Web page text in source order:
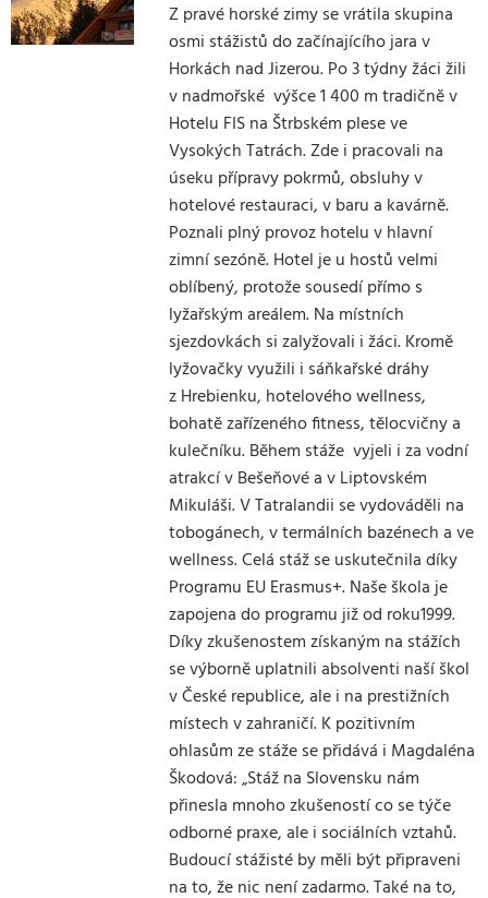
Z pravé horské zimy se vrátila skupina
osmi stážistů do začínajícího jara v
Horkách nad Jizerou. Po 3 týdny žáci žili
v nadmořské výšce 1 400 m tradičně v
Hotelu FIS na Štrbském plese ve
Vysokých Tatrách. Zde i pracovali na
úseku přípravy pokrmů, obsluhy v
hotelové restauraci, v baru a kavárně.
Poznali plný provoz hotelu v hlavní
zimní sezóně. Hotel je u hostů velmi
oblíbený, protože sousedí přímo s
lyžařským areálem. Na místních
sjezdovkách si zalyžovali i žáci. Kromě
lyžovačky využili i sáňkařské dráhy
z Hrebienku, hotelového wellness,
bohatě zařízeného fitness, tělocvičny a
kulečníku. Během stáže vyjeli i za vodní
atrakcí v Bešeňové a v Liptovském
Mikuláši. V Tatralandii se vydováděli na
tobogánech, v termálních bazénech a ve
wellness. Celá stáž se uskutečnila díky
Programu EU Erasmus+. Naše škola je
zapojena do programu již od roku1999.
Díky zkušenostem získaným na stážích
se výborně uplatnili absolventi naší škol
v České republice, ale i na prestižních
místech v zahraničí. K pozitivním
ohlasům ze stáže se přidává i Magdaléna
Škodová: „Stáž na Slovensku nám
přinesla mnoho zkušeností co se týče
odborné praxe, ale i sociálních vztahů.
Budoucí stážisté by měli být připraveni
na to, že nic není zadarmo. Také na to,